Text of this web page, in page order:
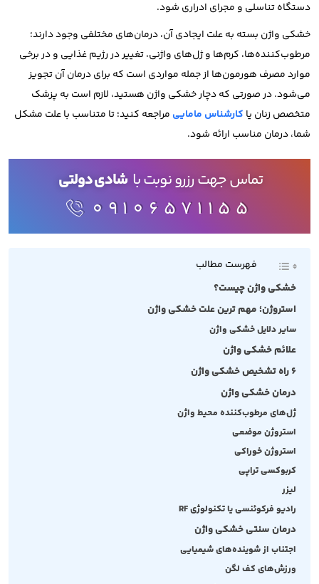
دستگاه تناسلی و مجرای ادراری شود.
خشکی واژن بسته به علت ایجادی آن، درمان‌های مختلفی وجود دارند؛
مرطوب‌کننده‌ها، کرم‌ها و ژل‌های واژنی، تغییر در رژیم غذایی و در برخی
موارد مصرف هورمون‌ها از جمله مواردی است که برای درمان آن تجویز
می‌شود.در صورتی که دچار خشکی واژن هستید، لازم است به پزشک
متخصص زنان یا کارشناس مامایی مراجعه کنید؛ تا متناسب با علت مشکل
شما، درمان مناسب ارائه شود.
تماس جهت رزرو نوبت با شادی دولتی
09106571155
فهرست مطالب
خشکی واژن چیست؟
استروژن؛ مهم ترین علت خشکی واژن
سایر دلایل خشکی واژن
علائم خشکی واژن
6 راه تشخیص خشکی واژن
درمان خشکی واژن
ژل‌های مرطوب‌کننده محیط واژن
استروژن‌ موضعی
استروژن خوراکی
کربوکسی تراپی
لیزر
رادیو فرکوئنسی یا تکنولوژی RF
درمان سنتی خشکی واژن
اجتناب از شوینده‌های شیمیایی
ورزش‌های کف لگن